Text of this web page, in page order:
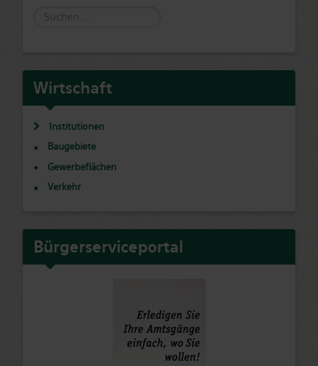
Suche
Wirtschaft
Institutionen
Baugebiete
Gewerbeflächen
Verkehr
Bürgerserviceportal